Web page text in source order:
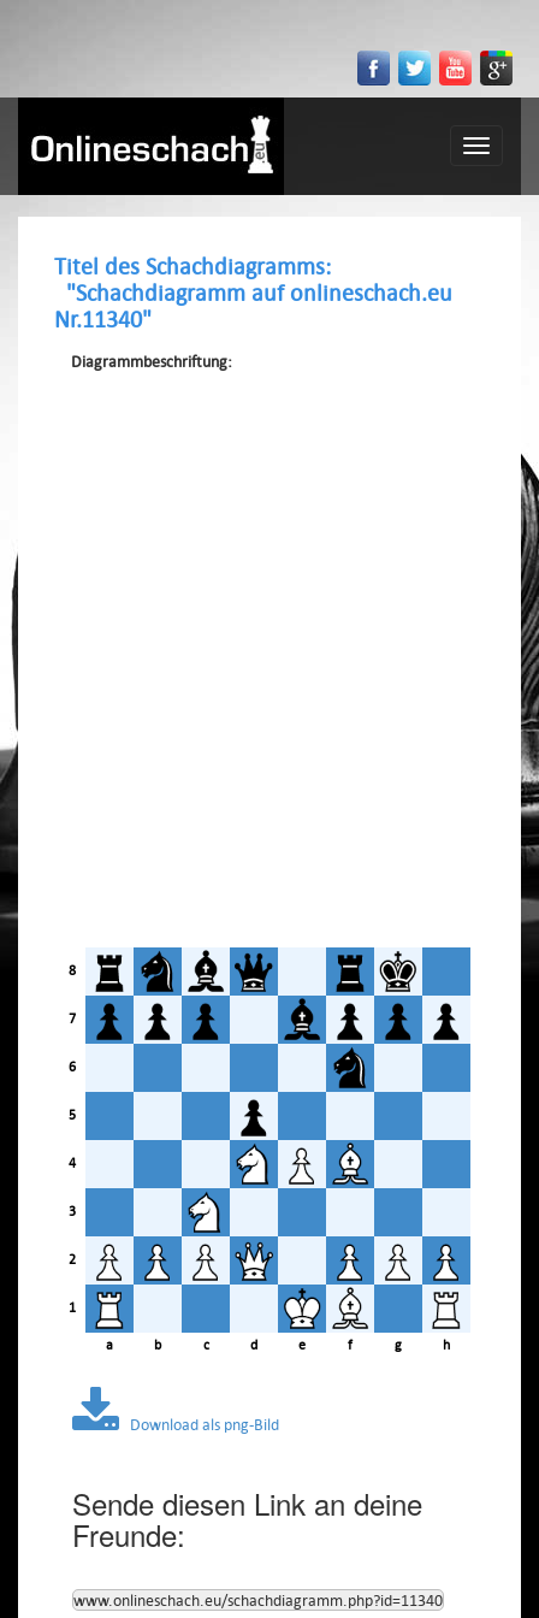
Toggle
Titel des Schachdiagramms:
"Schachdiagramm auf onlineschach.eu
Nr.11340"
Diagrammbeschriftung:
8
7
6
5
4
3
2
1
a b c d e f g h
Download als png-Bild
Sende diesen Link an deine
Freunde:
www.onlineschach.eu/schachdiagramm.php?id=11340